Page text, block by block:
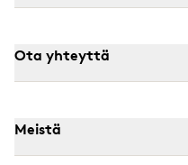
Ota yhteyttä
Meistä